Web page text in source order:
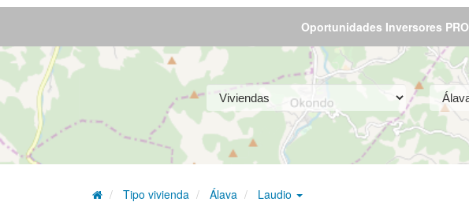
Oportunidades Inversores PRO
Tipo vivienda Álava Laudio